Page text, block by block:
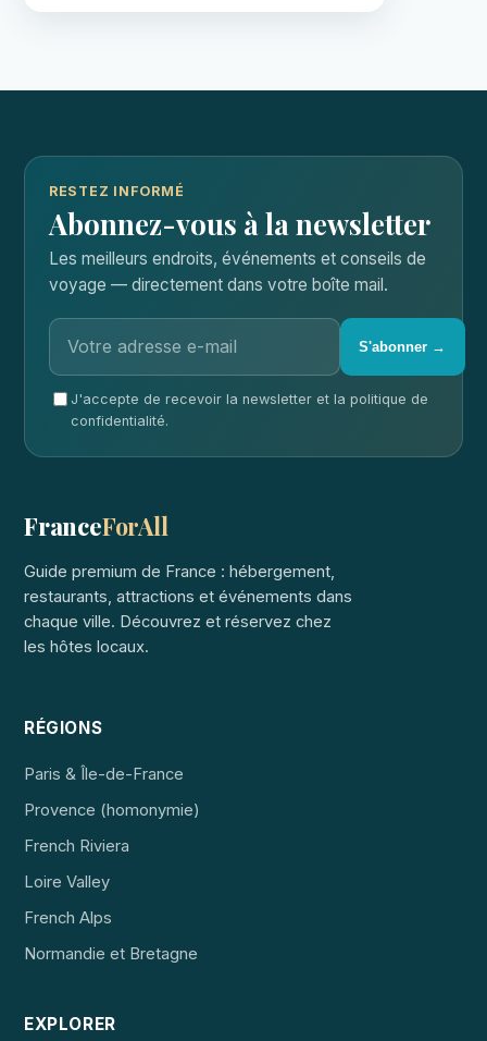
RESTEZ INFORMÉ
Abonnez-vous à la newsletter
Les meilleurs endroits, événements et conseils de
voyage — directement dans votre boîte mail.
S'abonner →
J'accepte de recevoir la newsletter et la politique de
confidentialité.
FranceForAll
Guide premium de France : hébergement,
restaurants, attractions et événements dans
chaque ville. Découvrez et réservez chez
les hôtes locaux.
RÉGIONS
Paris & Île-de-France
Provence (homonymie)
French Riviera
Loire Valley
French Alps
Normandie et Bretagne
EXPLORER